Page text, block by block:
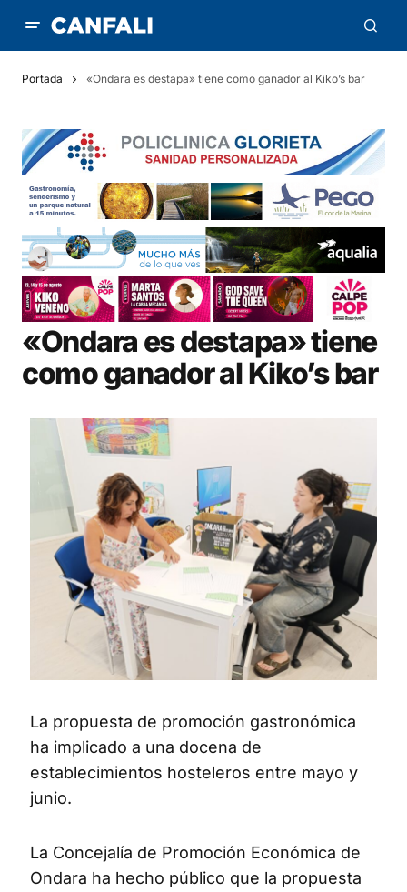
Portada «Ondara es destapa» tiene como ganador al Kiko’s bar
«Ondara es destapa» tiene
como ganador al Kiko’s bar
La propuesta de promoción gastronómica
ha implicado a una docena de
establecimientos hosteleros entre mayo y
junio.
La Concejalía de Promoción Económica de
Ondara ha hecho público que la propuesta